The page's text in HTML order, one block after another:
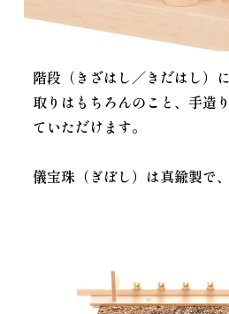
階段（きざはし／きだはし）
取りはもちろんのこと、手造
ていただけます。
儀宝珠（ぎぼし）は真鍮製で